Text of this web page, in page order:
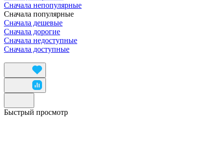
Сначала непопулярные
Сначала популярные
Сначала дешевые
Сначала дорогие
Сначала недоступные
Сначала доступные
Быстрый просмотр